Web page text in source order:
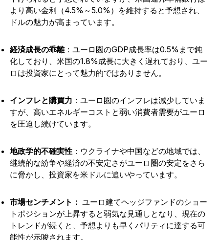
より高い金利（4.5%～5.0%）を維持すると予想され、
ドルの魅力が高まっています。
経済成長の乖離：ユーロ圏のGDP成長率は0.5%まで鈍
化しており、米国の1.8%成長に大きく遅れており、ユー
ロは投資家にとって魅力的ではありません。
インフレと購買力 ：ユーロ圏のインフレは減少していま
すが、高いエネルギーコストと弱い消費者需要がユーロ
を圧迫し続けています。
地政学的不確実性 ：ウクライナや中国などの地域では、
継続的な紛争や経済の不安定さがユーロ圏の安定をさら
に脅かし、投資家を米ドルに追いやっています。
市場センチメント： ユーロ建てヘッジファンドのショー
トポジションが上昇すると弱気な見通しとなり、現在の
トレンドが続くと、予想よりも早くパリティに達する可
能性が示唆されます。